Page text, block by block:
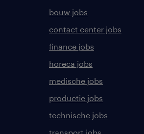
bouw jobs
contact center jobs
finance jobs
horeca jobs
medische jobs
productie jobs
technische jobs